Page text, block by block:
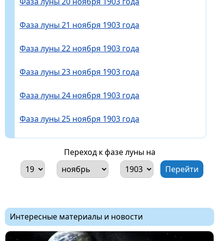
Фаза луны 21 ноября 1903 года
Фаза луны 22 ноября 1903 года
Фаза луны 23 ноября 1903 года
Фаза луны 24 ноября 1903 года
Фаза луны 25 ноября 1903 года
Переход к фазе луны на
Интересные материалы и новости